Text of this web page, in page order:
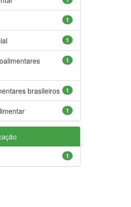
1
1
1
1
brasileiros
1
1